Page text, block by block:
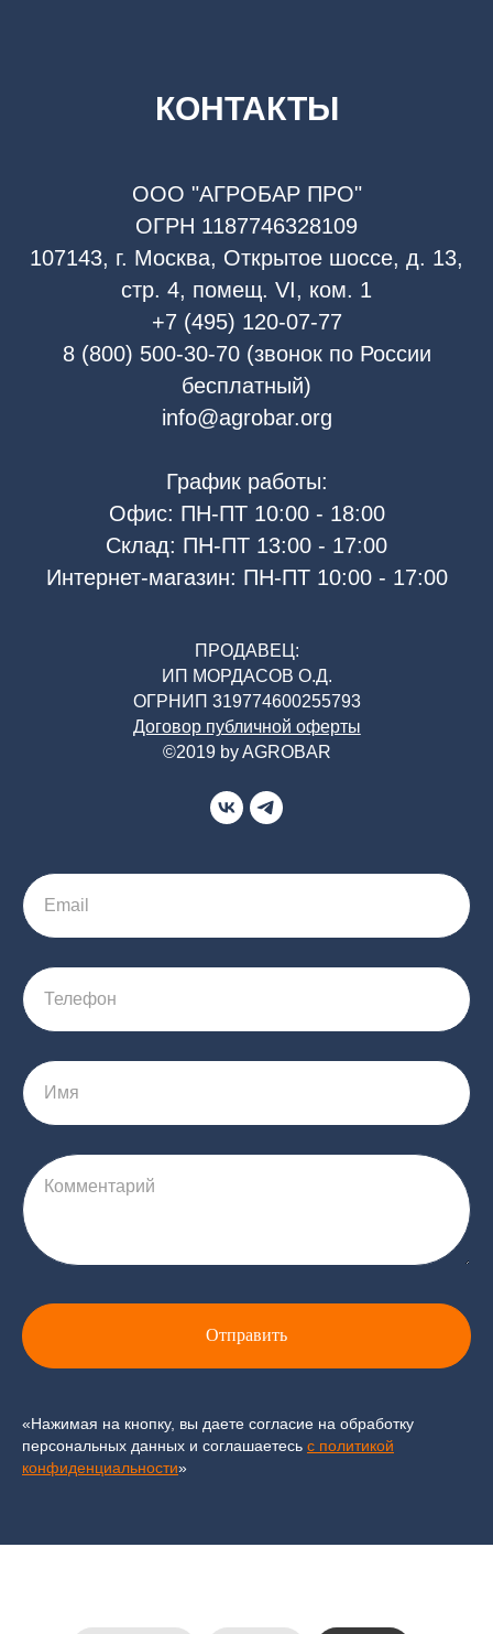
КОНТАКТЫ
ООО "АГРОБАР ПРО"
ОГРН 1187746328109
107143, г. Москва, Открытое шоссе, д. 13,
стр. 4, помещ. VI, ком. 1
+7 (495) 120-07-77
8 (800) 500-30-70 (звонок по России
бесплатный)
info@agrobar.org
График работы:
Офис: ПН-ПТ 10:00 - 18:00
Склад: ПН-ПТ 13:00 - 17:00
Интернет-магазин: ПН-ПТ 10:00 - 17:00
ПРОДАВЕЦ:
ИП МОРДАСОВ О.Д.
ОГРНИП 319774600255793
Договор публичной оферты
©2019 by AGROBAR
Email
Телефон
Имя
Комментарий
Отправить
«Нажимая на кнопку, вы даете согласие на обработку
персональных данных и соглашаетесь c политикой
конфиденциальности»